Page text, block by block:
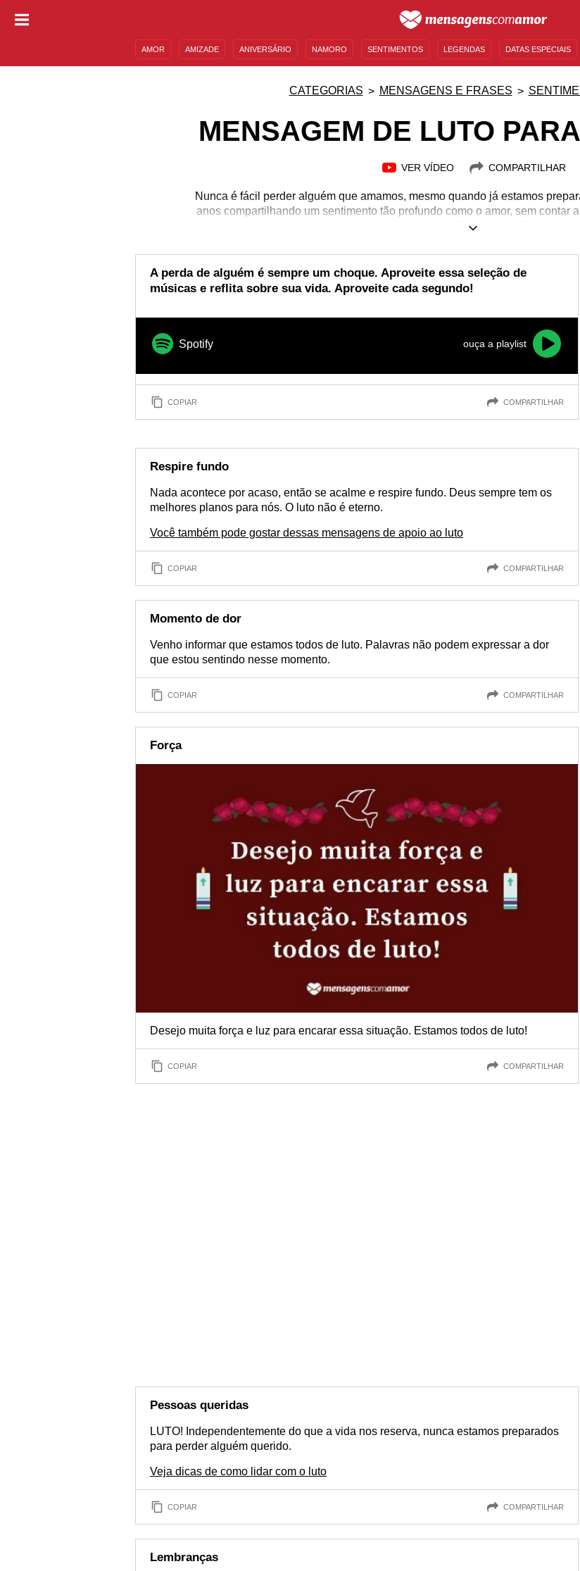
AMOR AMIZADE ANIVERSÁRIO NAMORO SENTIMENTOS LEGENDAS DATAS ESPECIAIS
CATEGORIAS MENSAGENS E FRASES
MENSAGEM DE LUTO
VER VÍDEO COMPARTILHAR
Nunca é fácil perder alguém que amamos, mesmo quando já estamos
anos compartilhando um sentimento tão profundo como o amor, sem contar
sorrisos que aquela pessoa colocou em nosso rosto. Por isso é difícil dizer
razão, separamos algumas mensagens de luto para Facebook para você
deixar essa pessoa amada ir embora e também compartilhar com todos
especial por quem se foi.
A perda de alguém é sempre um choque. Aproveite essa seleção de
músicas e reflita sobre sua vida. Aproveite cada segundo!
Spotify ouça a playlist
COPIAR COMPARTILHAR
Respire fundo
Nada acontece por acaso, então se acalme e respire fundo. Deus sempre tem os
melhores planos para nós. O luto não é eterno.
Você também pode gostar dessas mensagens de apoio ao luto
COPIAR COMPARTILHAR
Momento de dor
Venho informar que estamos todos de luto. Palavras não podem expressar a dor
que estou sentindo nesse momento.
COPIAR COMPARTILHAR
Força
Desejo muita força e luz para encarar essa situação. Estamos todos de luto!
COPIAR COMPARTILHAR
Pessoas queridas
LUTO! Independentemente do que a vida nos reserva, nunca estamos preparados
para perder alguém querido.
Veja dicas de como lidar com o luto
COPIAR COMPARTILHAR
Lembranças